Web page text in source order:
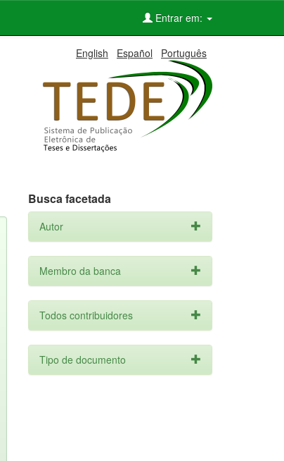
Entrar em:
English Español Português
Busca facetada
Autor
Membro da banca
Todos contribuidores
Tipo de documento